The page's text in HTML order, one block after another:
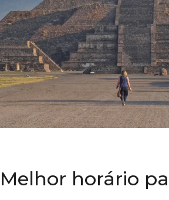
Melhor horário